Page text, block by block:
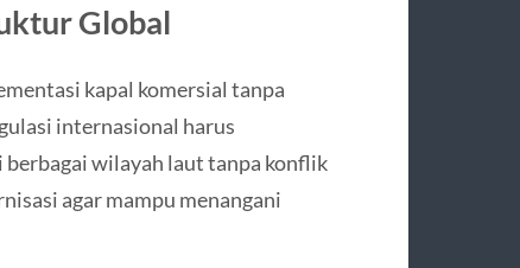
Global
kapal komersial tanpa
internasional harus
wilayah laut tanpa konflik
agar mampu menangani